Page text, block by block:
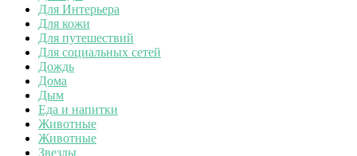
Для Интерьера
Для кожи
Для путешествий
Для социальных сетей
Дождь
Дома
Дым
Еда и напитки
Животные
Животные
Звезды